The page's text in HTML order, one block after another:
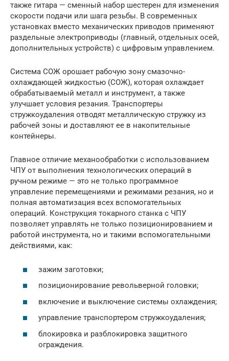
также гитара — сменный набор шестерен для изменения
скорости подачи или шага резьбы. В современных
установках вместо механических приводов применяют
раздельные электроприводы (главный, отдельных осей,
дополнительных устройств) с цифровым управлением.
Система СОЖ орошает рабочую зону смазочно-
охлаждающей жидкостью (СОЖ), которая охлаждает
обрабатываемый металл и инструмент, а также
улучшает условия резания. Транспортеры
стружкоудаления отводят металлическую стружку из
рабочей зоны и доставляют ее в накопительные
контейнеры.
Главное отличие механообработки с использованием
ЧПУ от выполнения технологических операций в
ручном режиме — это не только программное
управление перемещениями и режимами резания, но и
полная автоматизация всех вспомогательных
операций. Конструкция токарного станка с ЧПУ
позволяет управлять не только позиционированием и
работой инструмента, но и такими вспомогательными
действиями, как:
зажим заготовки;
позиционирование револьверной головки;
включение и выключение системы охлаждения;
управление транспортером стружкоудаления;
блокировка и разблокировка защитного
ограждения.